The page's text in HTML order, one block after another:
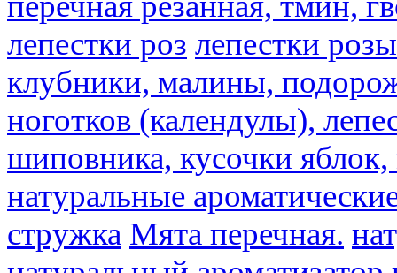
лепестки роз лепестки розы
клубники, малины,
ноготков (календулы),
шиповника, кусочки
натуральные
стружка Мята перечная.